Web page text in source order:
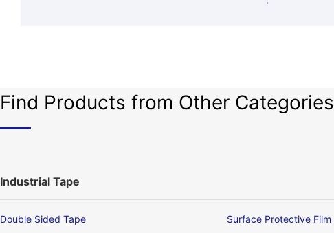
Find Products from Other Categories
Industrial Tape
Double Sided Tape Surface Protective Film